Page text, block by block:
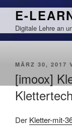
Zum
springen
E-
Digitale Lehre an
MÄRZ 30, 2017
[imoox]
Der Kletter-mit-